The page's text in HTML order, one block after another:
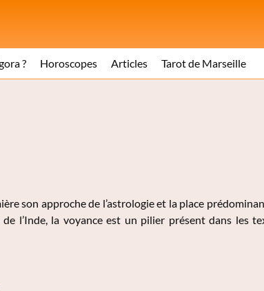
? Horoscopes Articles Tarot de Marseille
son approche de l’astrologie et la place
l’Inde, la voyance est un pilier présent dans les